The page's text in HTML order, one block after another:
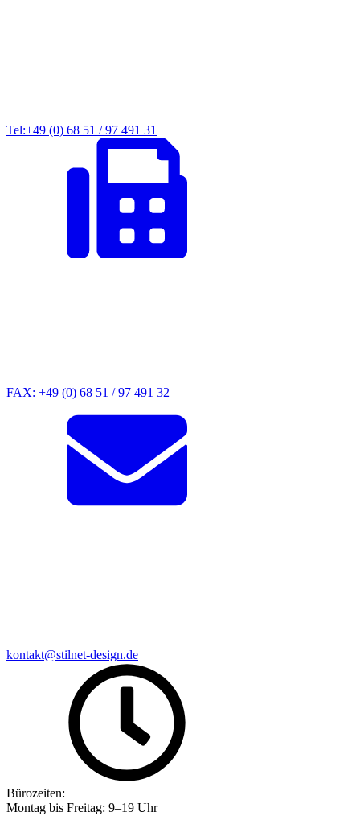
Tel:+49 (0) 68 51 / 97 491 31
FAX: +49 (0) 68 51 / 97 491 32
kontakt@stilnet-design.de
Bürozeiten:
Montag bis Freitag: 9–19 Uhr